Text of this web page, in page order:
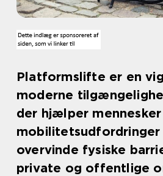
Platformslifte er en
moderne
der hjælper
overvinde fysiske
private og offentlige